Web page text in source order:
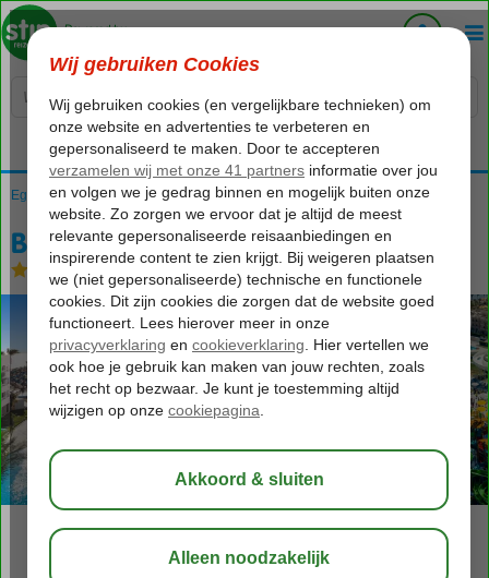
Voelt als thuiskomen...
Egypte Rode Zee Hurghada Hurghada-Stad Beach Albatros Resort
Beach Albatros Resort
All Inclusive Hotel
aug 34°C